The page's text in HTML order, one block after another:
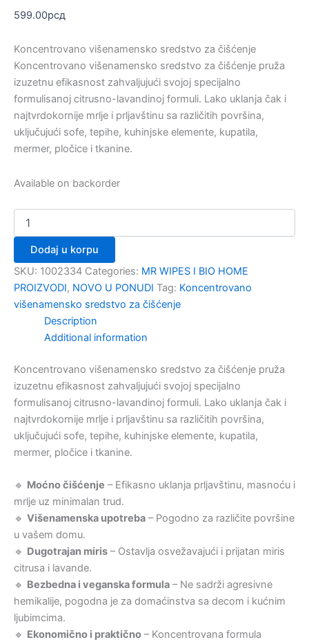
599.00рсд
Koncentrovano višenamensko sredstvo za čišćenje
Koncentrovano višenamensko sredstvo za čišćenje pruža
izuzetnu efikasnost zahvaljujući svojoj specijalno
formulisanoj citrusno-lavandinoj formuli. Lako uklanja čak i
najtvrdokornije mrlje i prljavštinu sa različitih površina,
uključujući sofe, tepihe, kuhinjske elemente, kupatila,
mermer, pločice i tkanine.
Available on backorder
Dodaj u korpu
SKU: 1002334 Categories: MR WIPES I BIO HOME
PROIZVODI, NOVO U PONUDI Tag: Koncentrovano
višenamensko sredstvo za čišćenje
Description
Additional information
Koncentrovano višenamensko sredstvo za čišćenje pruža
izuzetnu efikasnost zahvaljujući svojoj specijalno
formulisanoj citrusno-lavandinoj formuli. Lako uklanja čak i
najtvrdokornije mrlje i prljavštinu sa različitih površina,
uključujući sofe, tepihe, kuhinjske elemente, kupatila,
mermer, pločice i tkanine.
🔹 Moćno čišćenje – Efikasno uklanja prljavštinu, masnoću i
mrlje uz minimalan trud.
🔹 Višenamenska upotreba – Pogodno za različite površine
u vašem domu.
🔹 Dugotrajan miris – Ostavlja osvežavajući i prijatan miris
citrusa i lavande.
🔹 Bezbedna i veganska formula – Ne sadrži agresivne
hemikalije, pogodna je za domaćinstva sa decom i kućnim
ljubimcima.
🔹 Ekonomično i praktično – Koncentrovana formula